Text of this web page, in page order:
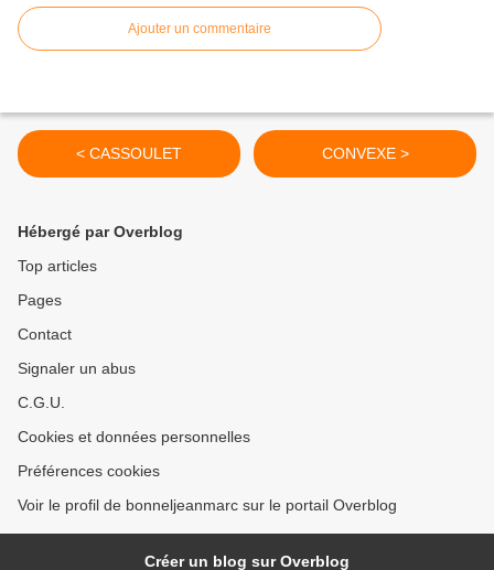
Ajouter un commentaire
< CASSOULET CONVEXE >
Hébergé par Overblog
Top articles
Pages
Contact
Signaler un abus
C.G.U.
Cookies et données personnelles
Préférences cookies
Voir le profil de bonneljeanmarc sur le portail Overblog
Créer un blog sur Overblog